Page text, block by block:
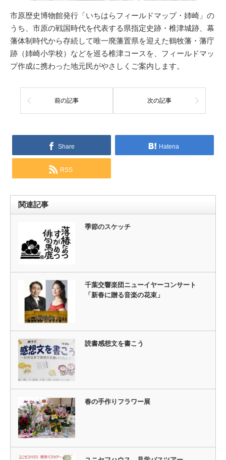
市原歴史博物館発行「いちはらフィールドマップ・姉崎」の
うち、市原の戦国時代を代表する県指定史跡・椎津城跡、幕
藩体制時代から存続して唯一廃藩置県を迎えた鶴牧藩・藩庁
跡（姉崎小学校）などを巡る椎津コースを、フィールドマッ
プ作成に携わった地元民がやさしくご案内します。
前の記事 次の記事
Share Hatena
RSS
関連記事
季節のスケッチ
千葉交響楽団ニューイヤーコンサート
「新春に贈る音楽の花束」
読書感想文を書こう
春の手作りフラワー展